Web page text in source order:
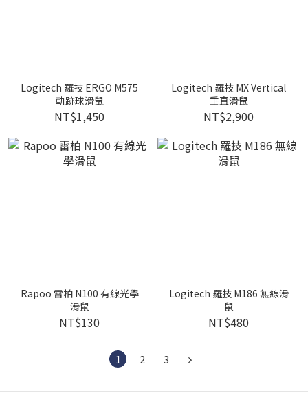
Logitech 羅技 ERGO M575
軌跡球滑鼠
NT$1,450
Logitech 羅技 MX Vertical
垂直滑鼠
NT$2,900
Rapoo 雷柏 N100 有線光學
滑鼠
NT$130
Logitech 羅技 M186 無線滑
鼠
NT$480
1 2 3